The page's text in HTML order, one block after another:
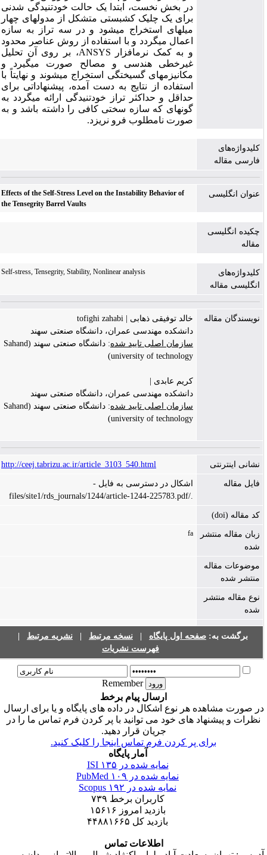
در بخش نخست، ابتدا یک حالت خودتنیدگی شدنی
برای یک چلیک کش­بستی متشکل از مدول­های چهار
میله­ای استخراج می­شود و در سه تراز به سازه
اعمال می­گردد و با استفاده از روش عناصر محدود
و به کمک نرم­افزار ANSYS، بر روی آن تحلیل
غیرخطی هندسی و مصالح صورت می­گیرد و
مکانیزم­های گسیختگی استخراج می­شوند و نهایتاً با
استفاده از نتایج به دست آمده، پیشنهاداتی برای
حداقل و حداکثر تراز خودتنیدگی ارائه می­گردد به
گونه­ای که سازه سختی کافی را داشته باشد و به
صورت نامطلوب فرو نریزد.
کلیدواژه‌های
فارسی مقاله
عنوان انگلیسی
Effects of the Self-Stress Level on the Instability Behavior of
the Tensegrity Barrel Vaults
چکیده انگلیسی
مقاله
کلیدواژه‌های
انگلیسی مقاله
Self-stress, Tensegrity, Stability, Nonlinear analysis
نویسندگان مقاله
خالد توفیقی ذهابی | tofighi zahabi
دانشکده مهندسی عمران، دانشگاه صنعتی سهند
سازمان اصلی تایید شده
: دانشگاه صنعتی سهند (Sahand
university of technology)
کریم عابدی |
دانشکده مهندسی عمران، دانشگاه صنعتی سهند
سازمان اصلی تایید شده
: دانشگاه صنعتی سهند (Sahand
university of technology)
نشانی اینترنتی http://ceej.tabrizu.ac.ir/article_3103_540.html
فایل مقاله
اشکال در دسترسی به فایل -
کد مقاله (doi)
زبان مقاله منتشر
شده
موضوعات مقاله
منتشر شده
نوع مقاله منتشر
شده
برگشت به:صفحه اول پایگاه| نسخه مرتبط| نشریه مرتبط|
فهرست نشریات
Remember
ارسال پیام برخط
صورت مشاهده هر نوع اشکال در داده های پایگاه و یا برای ارسال
نظرات و پیشنهاد های خود می توانید با پر کردن فرم تماس ما را در
جریان قرار دهید.
برای پر کردن فرم تماس اینجا را کلیک کنید.
آمار پایگاه
نمایه شده در ISI۱۳۵
نمایه شده در PubMed۱۰۹
نمایه شده در Scopus۱۹۲
کاربران برخط۷۳۹
بازدید امروز۱۵۶۱۶
بازدید کل ۴۴۸۸۱۶۶۵
اطلاعات تماس